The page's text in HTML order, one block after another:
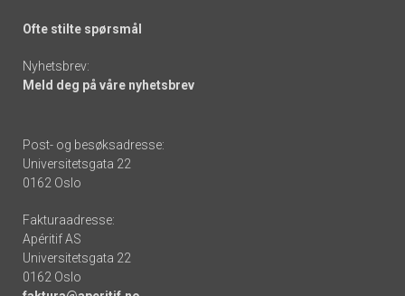
Ofte stilte spørsmål
Nyhetsbrev:
Meld deg på våre nyhetsbrev
Post- og besøksadresse:
Universitetsgata 22
0162 Oslo
Fakturaadresse:
Apéritif AS
Universitetsgata 22
0162 Oslo